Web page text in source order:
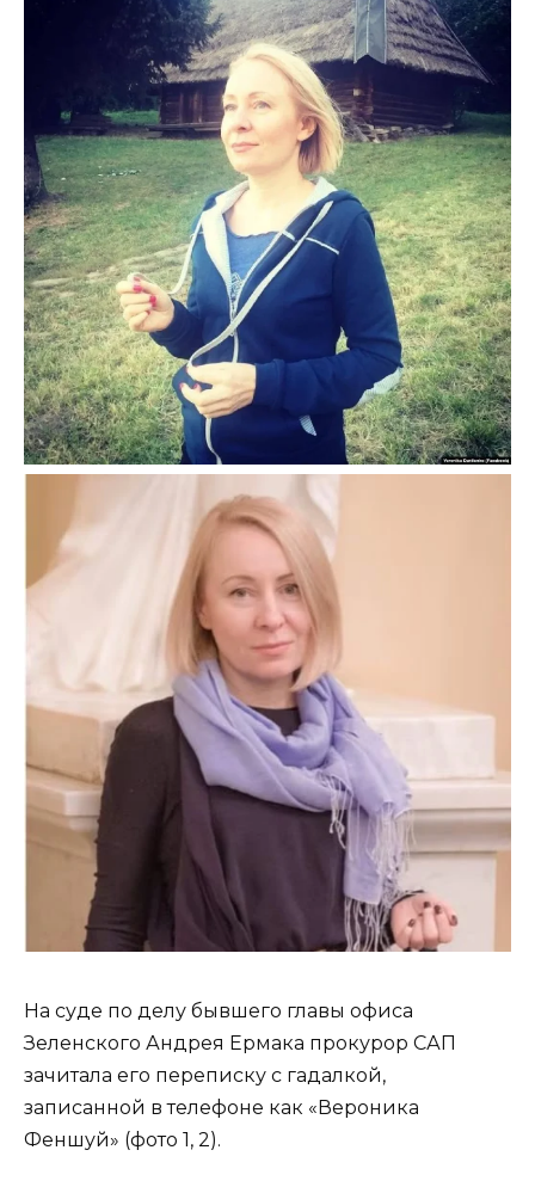
На суде по делу бывшего главы офиса
Зеленского Андрея Ермака прокурор САП
зачитала его переписку с гадалкой,
записанной в телефоне как «Вероника
Феншуй» (фото 1, 2).